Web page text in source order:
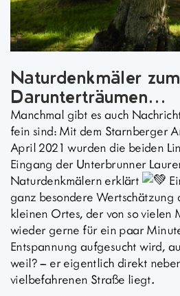
Naturdenkmäler zum
Darunterträumen…
Manchmal gibt es auch
fein sind: Mit dem Starnberger
April 2021 wurden die beiden
Eingang der Unterbrunner
Naturdenkmälern erklärt
ganz besondere Wertschätzung
kleinen Ortes, der von so vielen
wieder gerne für ein paar
Entspannung aufgesucht wird,
weil? – ereigentlich direkt
vielbefahrenen Straße liegt.